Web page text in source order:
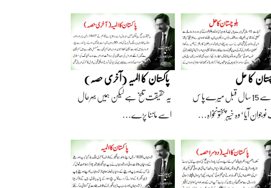
کا حل
آج سے 15 سال قبل میرے پاس
آیا‘ وہ خیبرپختونخواہ…
پاکستان کا المیہ (آخری حصہ)
یہ حقیقت تلخ ہے لیکن ہمیں بہرحال
اسے ماننا پڑے…